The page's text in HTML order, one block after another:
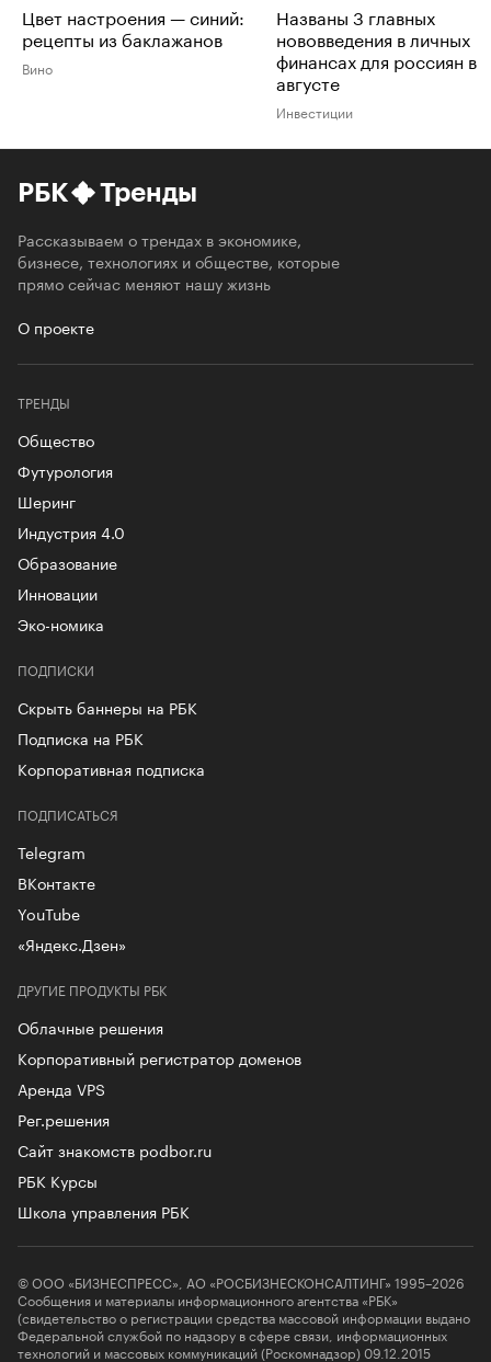
Цвет настроения — синий:
рецепты из баклажанов
Вино
Названы 3 главных
нововведения в личных
финансах для россиян в
августе
Инвестиции
РБК Тренды
Рассказываем о трендах в экономике,
бизнесе, технологиях и обществе, которые
прямо сейчас меняют нашу жизнь
О проекте
ТРЕНДЫ
Общество
Футурология
Шеринг
Индустрия 4.0
Образование
Инновации
Эко-номика
ПОДПИСКИ
Скрыть баннеры на РБК
Подписка на РБК
Корпоративная подписка
ДРУГИЕ ПРОДУКТЫ РБК
Облачные решения
Корпоративный регистратор доменов
Аренда VPS
Рег.решения
Сайт знакомств podbor.ru
РБК Курсы
Школа управления РБК
ПОДПИСАТЬСЯ
Telegram
ВКонтакте
YouTube
«Яндекс.Дзен»
© ООО «БИЗНЕСПРЕСС», АО «РОСБИЗНЕСКОНСАЛТИНГ» 1995–2026
Сообщения и материалы информационного агентства «РБК»
(свидетельство о регистрации средства массовой информации выдано
Федеральной службой по надзору в сфере связи, информационных
технологий и массовых коммуникаций (Роскомнадзор) 09.12.2015